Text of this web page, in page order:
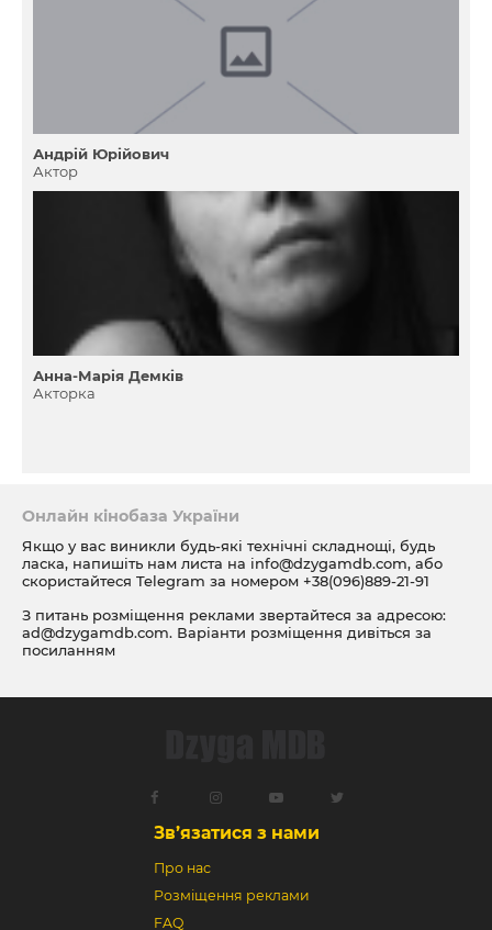
Андрій Юрійович
Актор
Анна-Марія Демків
Акторка
Онлайн кінобаза України
Якщо у вас виникли будь-які технічні складнощі, будь
ласка, напишіть нам листа на info@dzygamdb.com, або
скористайтеся Telegram за номером +38(096)889-21-91
З питань розміщення реклами звертайтеся за адресою:
ad@dzygamdb.com. Варіанти розміщення дивіться за
посиланням
Зв’язатися з нами
Про нас
Розміщення реклами
FAQ